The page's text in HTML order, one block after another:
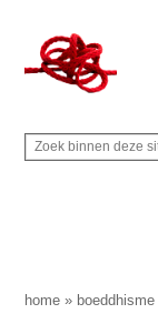
naar
de
inhoud
secondary
naar
de
sidebar
naar
de
Rechts
Z
p
Z
ihome » boeddhisme